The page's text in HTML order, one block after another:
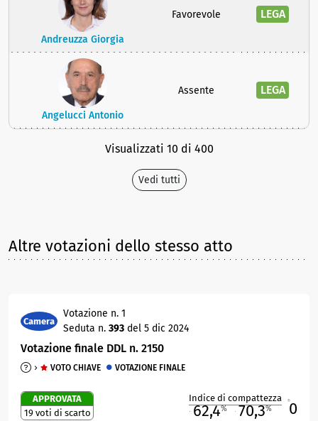
Andreuzza Giorgia
Favorevole LEGA
Angelucci Antonio
Assente LEGA
Visualizzati 10 di 400
Vedi tutti
Altre votazioni dello stesso atto
Camera
Votazione n. 1
Seduta n. 393 del 5 dic 2024
Votazione finale DDL n. 2150
VOTO CHIAVE VOTAZIONE FINALE
APPROVATA
19 voti di scarto
Indice di compattezza
62,4% 70,3% 0